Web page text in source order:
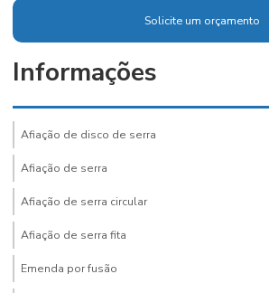
Solicite um orçamento
Informações
Afiação de disco de serra
Afiação de serra
Afiação de serra circular
Afiação de serra fita
Emenda por fusão